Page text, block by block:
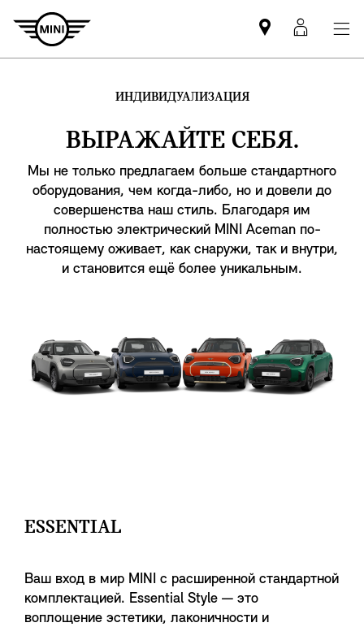
Mini
dealer
MyMini
login
ИНДИВИДУАЛИЗАЦИЯ
ВЫРАЖАЙТЕ СЕБЯ.
Мы не только предлагаем больше стандартного
оборудования, чем когда-либо, но и довели до
совершенства наш стиль. Благодаря им
полностью электрический MINI Aceman по-
настоящему оживает, как снаружи, так и внутри,
и становится ещё более уникальным.
ESSENTIAL
Ваш вход в мир MINI с расширенной стандартной
комплектацией. Essential Style — это
воплощение эстетики, лаконичности и